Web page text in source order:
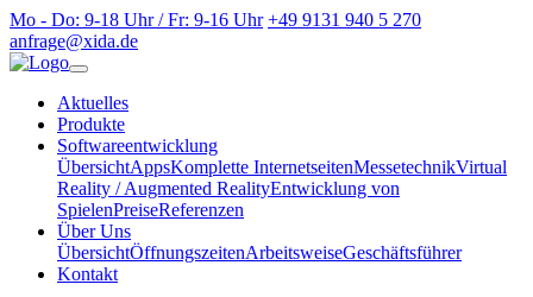
Mo - Do: 9-18 Uhr / Fr: 9-16 Uhr +49 9131 940 5 270
anfrage@xida.de
Aktuelles
Produkte
Softwareentwicklung
ÜbersichtAppsKomplette InternetseitenMessetechnikVirtual
Reality / Augmented RealityEntwicklung von
SpielenPreiseReferenzen
Über Uns
ÜbersichtÖffnungszeitenArbeitsweiseGeschäftsführer
Kontakt